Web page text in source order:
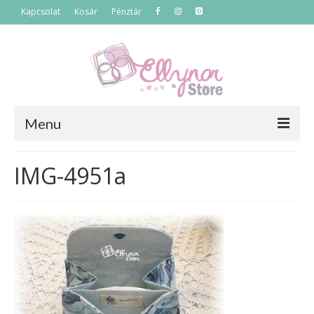
Kapcsolat Kosár Pénztár
Menu
Szettek
Akciós termékek
Táskák
Neszeszerek
IMG-4951a